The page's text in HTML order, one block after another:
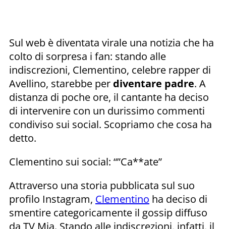
Sul web è diventata virale una notizia che ha
colto di sorpresa i fan: stando alle
indiscrezioni, Clementino, celebre rapper di
Avellino, starebbe per diventare padre. A
distanza di poche ore, il cantante ha deciso
di intervenire con un durissimo commenti
condiviso sui social. Scopriamo che cosa ha
detto.
Clementino sui social: “”Ca**ate”
Attraverso una storia pubblicata sul suo
profilo Instagram, Clementino ha deciso di
smentire categoricamente il gossip diffuso
da TV Mia. Stando alle indiscrezioni, infatti, il